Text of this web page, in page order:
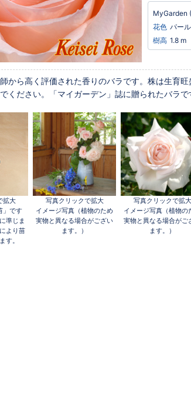
MyGarden
花色 パー
樹高 1.8 m
から高く評価された香りのバラです。株は生育
ください。「マイガーデン」誌に贈られたバラ
拡大
」です
準じま
より苗
す。
写真クリックで拡大
イメージ写真（植物のため
実物と異なる場合がござい
ます。）
写真クリックで拡大
イメージ写真（植物の
実物と異なる場合がご
ます。）